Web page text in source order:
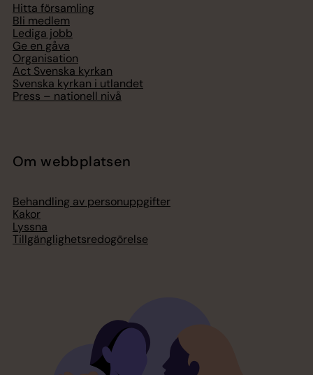
Hitta församling
Bli medlem
Lediga jobb
Ge en gåva
Organisation
Act Svenska kyrkan
Svenska kyrkan i utlandet
Press – nationell nivå
Om webbplatsen
Behandling av personuppgifter
Kakor
Lyssna
Tillgänglighetsredogörelse